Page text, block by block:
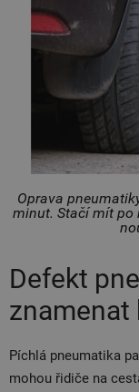
Oprava
minut. Stačí mít po
Defekt
znamenat
Píchlá pneumatika
mohou řidiče na